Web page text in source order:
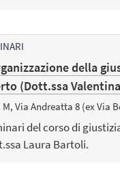
della
(Dott.ssa Valentina
M, Via Andreatta 8 (ex Via
del corso di
Laura Bartoli.